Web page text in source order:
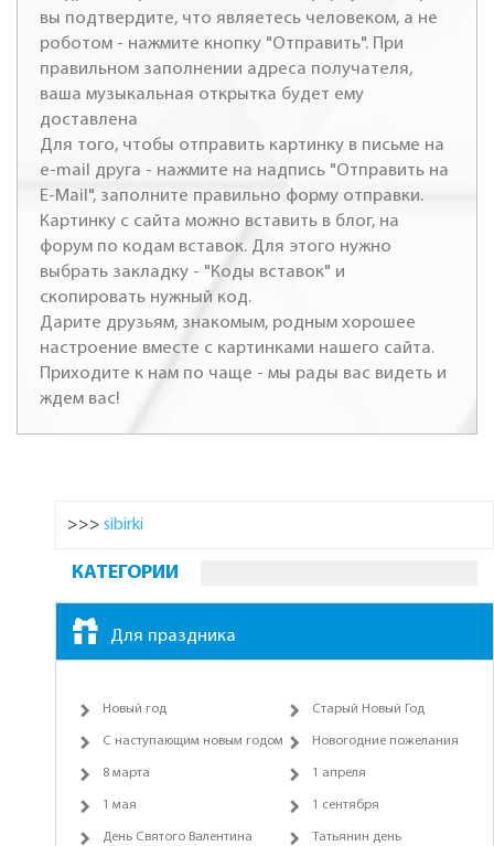
вы подтвердите, что являетесь человеком, а не
роботом - нажмите кнопку "Отправить". При
правильном заполнении адреса получателя,
ваша музыкальная открытка будет ему
доставлена
Для того, чтобы отправить картинку в письме на
e-mail друга - нажмите на надпись "Отправить на
E-Mail", заполните правильно форму отправки.
Картинку с сайта можно вставить в блог, на
форум по кодам вставок. Для этого нужно
выбрать закладку - "Коды вставок" и
скопировать нужный код.
Дарите друзьям, знакомым, родным хорошее
настроение вместе с картинками нашего сайта.
Приходите к нам по чаще - мы рады вас видеть и
ждем вас!
>>> sibirki
КАТЕГОРИИ
Для праздника
Новый год Старый Новый Год
С наступающим новым годом Новогодние пожелания
8 марта 1 апреля
1 мая 1 сентября
День Святого Валентина Татьянин день